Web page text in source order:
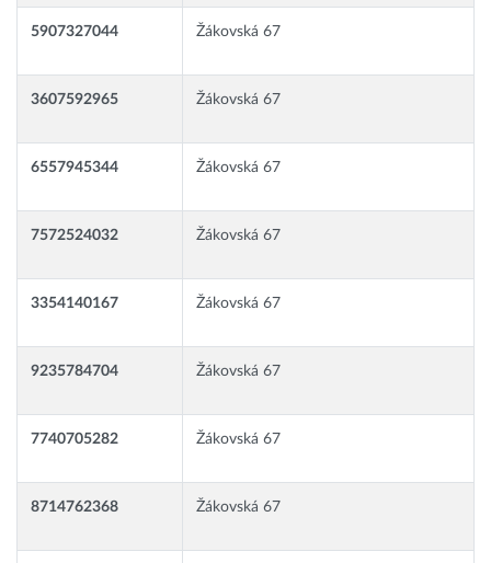
5907327044 Žákovská 67
3607592965 Žákovská 67
6557945344 Žákovská 67
7572524032 Žákovská 67
3354140167 Žákovská 67
9235784704 Žákovská 67
7740705282 Žákovská 67
8714762368 Žákovská 67